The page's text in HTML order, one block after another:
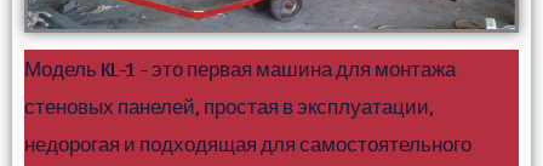
Модель KL-1 - это первая машина для монтажа
стеновых панелей, простая в эксплуатации,
недорогая и подходящая для самостоятельного